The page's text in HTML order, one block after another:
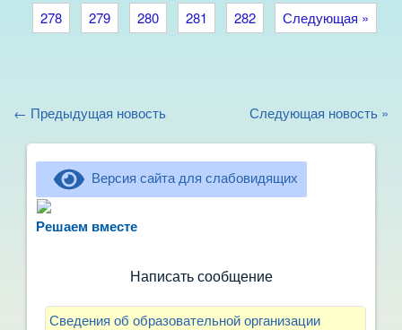
278 279 280 281 282 Следующая »
← Предыдущая новость Следующая новость »
Версия сайта для слабовидящих
Решаем вместерассказать о воспитателях? Знаете, как
Написать сообщение
Сведения об образовательной организации